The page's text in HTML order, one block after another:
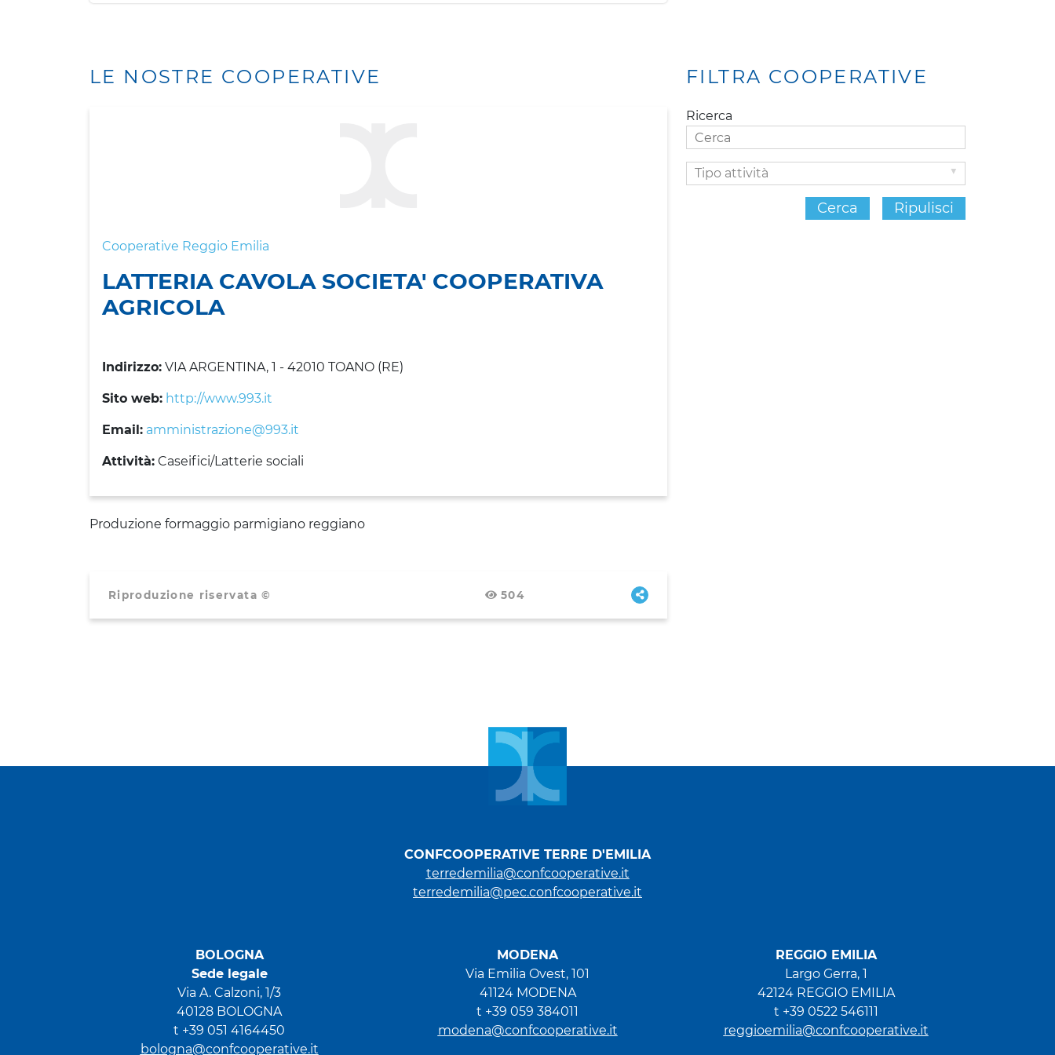
LE NOSTRE COOPERATIVE
Cooperative Reggio Emilia
LATTERIA CAVOLA SOCIETA' COOPERATIVA
AGRICOLA
Indirizzo: VIA ARGENTINA, 1 - 42010 TOANO (RE)
Sito web: http://www.993.it
Email: amministrazione@993.it
Attività: Caseifici/Latterie sociali
Produzione formaggio parmigiano reggiano
Riproduzione riservata © 504
FILTRA COOPERATIVE
Ricerca
Tipo
attività
Cerca Ripulisci
CONFCOOPERATIVE TERRE D'EMILIA
terredemilia@confcooperative.it
terredemilia@pec.confcooperative.it
REGGIO EMILIA
Largo Gerra, 1
42124 REGGIO EMILIA
t +39 0522 546111
reggioemilia@confcooperative.it
MODENA
Via Emilia Ovest, 101
41124 MODENA
t +39 059 384011
modena@confcooperative.it
BOLOGNA
Sede legale
Via A. Calzoni, 1/3
40128 BOLOGNA
t +39 051 4164450
bologna@confcooperative.it